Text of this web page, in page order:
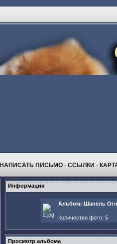
НАПИСАТЬ ПИСЬМО ССЫЛКИ
Информация
Альбом: Шанель
Количество фото: 5
Просмотр альбома